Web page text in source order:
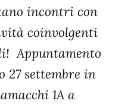
incontri con
coinvolgenti
Appuntamento
27 settembre in
1A a